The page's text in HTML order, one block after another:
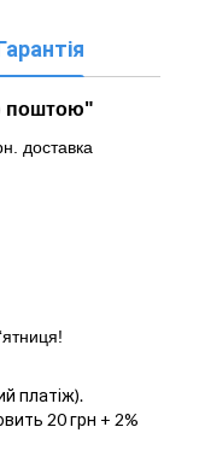
поштою"
доставка
платіж).
20 грн + 2%